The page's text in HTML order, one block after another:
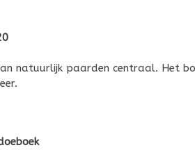
natuurlijk paarden centraal. Het